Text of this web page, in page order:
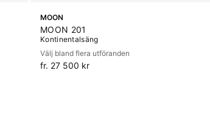
MOON
MOON 201
Kontinentalsäng
Välj bland flera utföranden
fr. 27 500 kr